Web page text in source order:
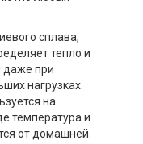
сплава,
тепло и
даже при
нагрузках.
на
температура и
от домашней.